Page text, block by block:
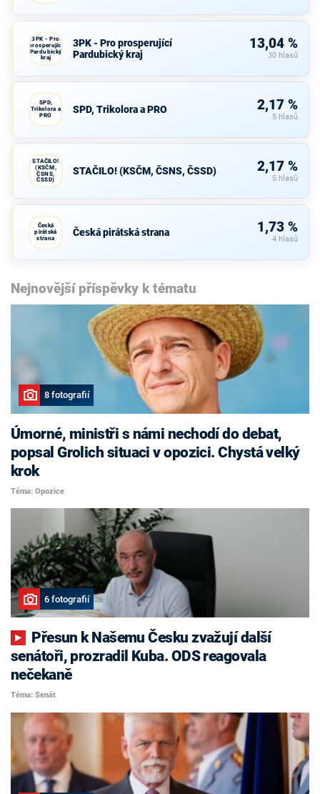
3PK - Pro
prosperující
Pardubický
kraj
3PK - Pro prosperující
Pardubický kraj
13,04 %
30 hlasů
SPD,
Trikolora a
PRO
SPD, Trikolora a PRO 2,17 %
5 hlasů
STAČILO!
(KSČM,
ČSNS,
ČSSD)
STAČILO! (KSČM, ČSNS, ČSSD) 2,17 %
5 hlasů
Česká
pirátská
strana
Česká pirátská strana 1,73 %
4 hlasů
Nejnovější příspěvky k tématu
8 fotografií
Úmorné, ministři s námi nechodí do debat,
popsal Grolich situaci v opozici. Chystá velký
krok
Téma: Opozice
6 fotografií
senátoři, prozradil Kuba. ODS reagovala
nečekaně
Téma: Senát